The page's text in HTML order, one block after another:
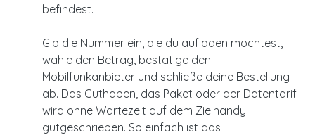
befindest.
Gib die Nummer ein, die du aufladen möchtest,
wähle den Betrag, bestätige den
Mobilfunkanbieter und schließe deine Bestellung
ab. Das Guthaben, das Paket oder der Datentarif
wird ohne Wartezeit auf dem Zielhandy
gutgeschrieben. So einfach ist das